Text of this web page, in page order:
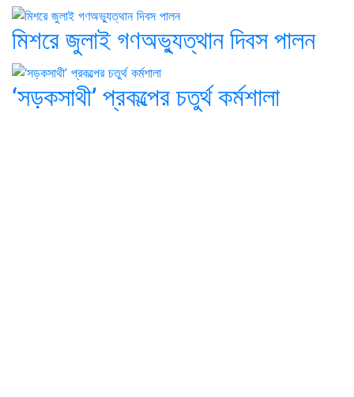
মিশরে জুলাই গণঅভ্যুত্থান দিবস পালন
‘সড়কসাথী’ প্রকল্পের চতুর্থ কর্মশালা